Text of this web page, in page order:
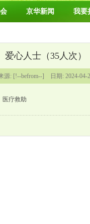
京华新闻 我要
爱心人士（35人次）
源: [!--befrom--] 日期: 2024-04-
医疗救助